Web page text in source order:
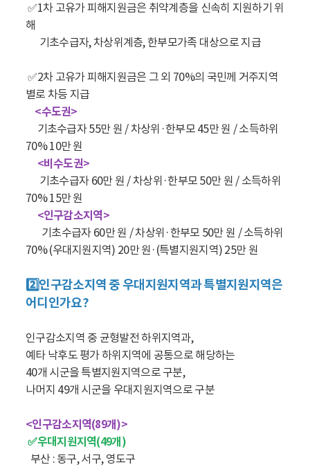
✅1차 고유가 피해지원금은 취약계층을 신속히 지원하기 위
해
기초수급자, 차상위계층, 한부모가족 대상으로 지급
✅2차 고유가 피해지원금은 그 외 70%의 국민께 거주지역
별로 차등 지급
<수도권>
기초수급자 55만 원 / 차상위·한부모 45만 원 / 소득하위
70% 10만 원
<비수도권>
기초수급자 60만 원 / 차상위·한부모 50만 원 / 소득하위
70% 15만 원
<인구감소지역>
기초수급자 60만 원 / 차상위·한부모 50만 원 / 소득하위
70% (우대지원지역) 20만 원·(특별지원지역) 25만 원
2️⃣인구감소지역 중 우대지원지역과 특별지원지역은
어디인가요?
인구감소지역 중 균형발전 하위지역과,
예타 낙후도 평가 하위지역에 공통으로 해당하는
40개 시군을 특별지원지역으로 구분,
나머지 49개 시군을 우대지원지역으로 구분
<인구감소지역(89개)>
✅우대지원지역(49개)
부산 : 동구, 서구, 영도구